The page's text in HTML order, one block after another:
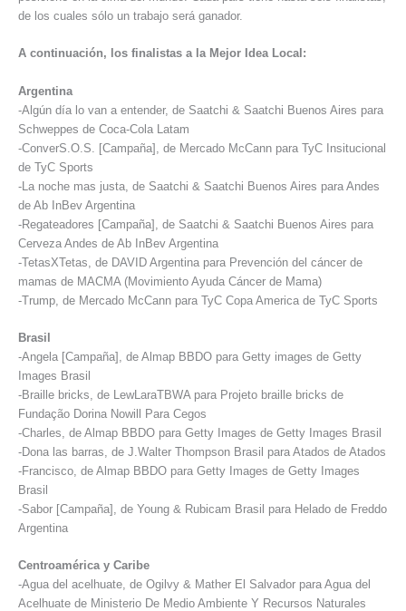
de los cuales sólo un trabajo será ganador.
A continuación, los finalistas a la Mejor Idea Local:
Argentina
-Algún día lo van a entender, de Saatchi & Saatchi Buenos Aires para
Schweppes de Coca-Cola Latam
-ConverS.O.S. [Campaña], de Mercado McCann para TyC Insitucional
de TyC Sports
-La noche mas justa, de Saatchi & Saatchi Buenos Aires para Andes
de Ab InBev Argentina
-Regateadores [Campaña], de Saatchi & Saatchi Buenos Aires para
Cerveza Andes de Ab InBev Argentina
-TetasXTetas, de DAVID Argentina para Prevención del cáncer de
mamas de MACMA (Movimiento Ayuda Cáncer de Mama)
-Trump, de Mercado McCann para TyC Copa America de TyC Sports
Brasil
-Angela [Campaña], de Almap BBDO para Getty images de Getty
Images Brasil
-Braille bricks, de LewLaraTBWA para Projeto braille bricks de
Fundação Dorina Nowill Para Cegos
-Charles, de Almap BBDO para Getty Images de Getty Images Brasil
-Dona las barras, de J.Walter Thompson Brasil para Atados de Atados
-Francisco, de Almap BBDO para Getty Images de Getty Images
Brasil
-Sabor [Campaña], de Young & Rubicam Brasil para Helado de Freddo
Argentina
Centroamérica y Caribe
-Agua del acelhuate, de Ogilvy & Mather El Salvador para Agua del
Acelhuate de Ministerio De Medio Ambiente Y Recursos Naturales